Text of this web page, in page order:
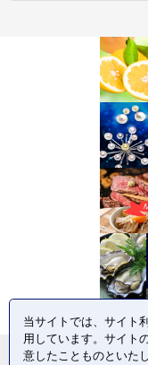
当サイトでは、サイト
用しています。サイト
意したことものといた